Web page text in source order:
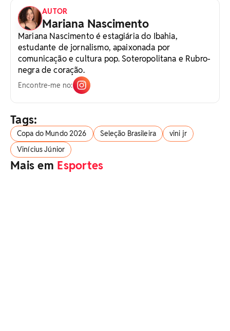
AUTOR
Mariana Nascimento
Mariana Nascimento é estagiária do Ibahia,
estudante de jornalismo, apaixonada por
comunicação e cultura pop. Soteropolitana e Rubro-
negra de coração.
Encontre-me no:
Tags:
Copa do Mundo 2026 Seleção Brasileira
vini jr
Vinícius Júnior
Mais em Esportes